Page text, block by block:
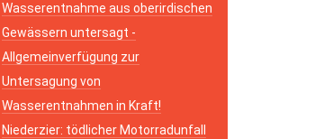
Wasserentnahme aus oberirdischen
Gewässern untersagt -
Allgemeinverfügung zur
Untersagung von
Wasserentnahmen in Kraft!
Niederzier: tödlicher Motorradunfall